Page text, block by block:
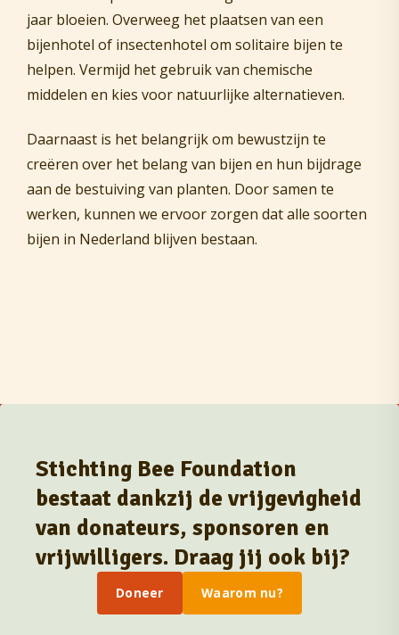
jaar bloeien. Overweeg het plaatsen van een
bijenhotel of insectenhotel om solitaire bijen te
helpen. Vermijd het gebruik van chemische
middelen en kies voor natuurlijke alternatieven.
Daarnaast is het belangrijk om bewustzijn te
creëren over het belang van bijen en hun bijdrage
aan de bestuiving van planten. Door samen te
werken, kunnen we ervoor zorgen dat alle soorten
bijen in Nederland blijven bestaan.
Stichting Bee Foundation
bestaat dankzij de vrijgevigheid
van donateurs, sponsoren en
vrijwilligers. Draag jij ook bij?
Doneer Waarom nu?